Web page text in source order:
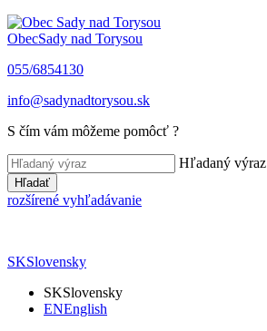
ObecSady nad Torysou
055/6854130
info@sadynadtorysou.sk
S čím vám môžeme pomôcť ?
Hľadaný výraz
Hľadať
rozšírené vyhľadávanie
SKSlovensky
SKSlovensky
ENEnglish